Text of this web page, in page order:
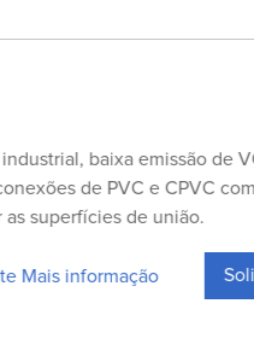
baixa emissão de
de PVC e CPVC
superfícies de união.
Mais informação